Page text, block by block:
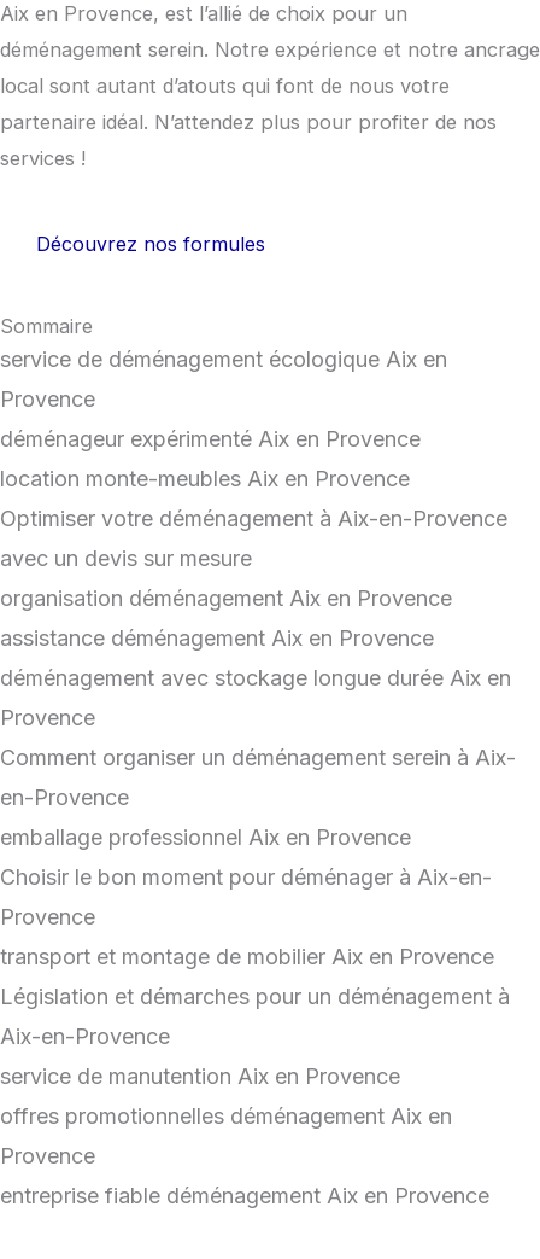
Aix en Provence, est l’allié de choix pour un
déménagement serein. Notre expérience et notre ancrage
local sont autant d’atouts qui font de nous votre
partenaire idéal. N’attendez plus pour profiter de nos
services !
Découvrez nos formules
Sommaire
service de déménagement écologique Aix en
Provence
déménageur expérimenté Aix en Provence
location monte-meubles Aix en Provence
Optimiser votre déménagement à Aix-en-Provence
avec un devis sur mesure
organisation déménagement Aix en Provence
assistance déménagement Aix en Provence
déménagement avec stockage longue durée Aix en
Provence
Comment organiser un déménagement serein à Aix-
en-Provence
emballage professionnel Aix en Provence
Choisir le bon moment pour déménager à Aix-en-
Provence
transport et montage de mobilier Aix en Provence
Législation et démarches pour un déménagement à
Aix-en-Provence
service de manutention Aix en Provence
offres promotionnelles déménagement Aix en
Provence
entreprise fiable déménagement Aix en Provence